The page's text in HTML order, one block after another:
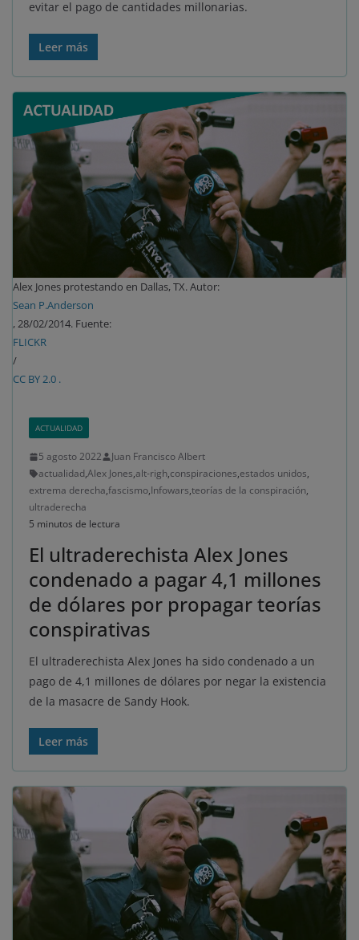
evitar el pago de cantidades millonarias.
Leer más
Alex Jones protestando en Dallas, TX. Autor:
Sean P.Anderson
, 28/02/2014. Fuente:
FLICKR
/
CC BY 2.0 .
ACTUALIDAD
5 agosto 2022
Juan Francisco Albert
actualidad,Alex Jones,alt-righ,conspiraciones,estados unidos,
extrema derecha,fascismo,Infowars,teorías de la conspiración,
ultraderecha
5 minutos de lectura
El ultraderechista Alex Jones
condenado a pagar 4,1 millones
de dólares por propagar teorías
conspirativas
El ultraderechista Alex Jones ha sido condenado a un
pago de 4,1 millones de dólares por negar la existencia
de la masacre de Sandy Hook.
Leer más